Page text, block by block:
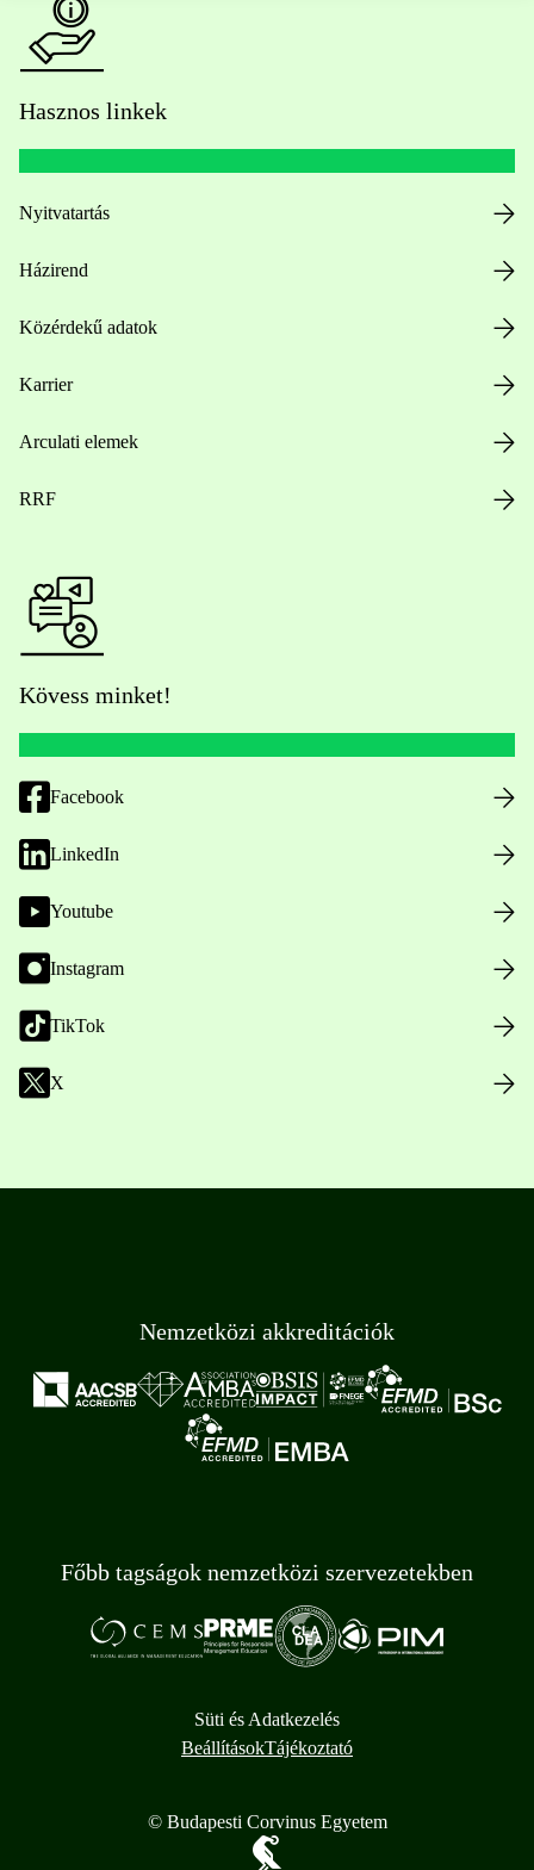
Hasznos linkek
Nyitvatartás
Házirend
Közérdekű adatok
Karrier
Arculati elemek
RRF
Kövess minket!
Facebook
LinkedIn
Youtube
Instagram
TikTok
X
Nemzetközi akkreditációk
Főbb tagságok nemzetközi szervezetekben
Süti és Adatkezelés
BeállításokTájékoztató
© Budapesti Corvinus Egyetem